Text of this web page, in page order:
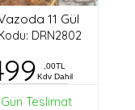
11 Gül
DRN2802
,00TL
Kdv Dahil
Gün Teslimat